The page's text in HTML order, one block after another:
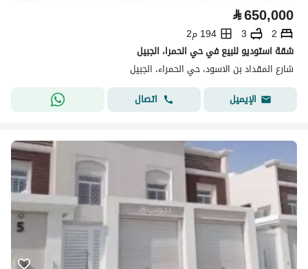
⃁650,000
2
3
194 م2
شقة استوديو للبيع في حي الحمرا، الجبيل
شارع المقداد بن الاسود، حي الحمراء، الجبيل
الإيميل
اتصال